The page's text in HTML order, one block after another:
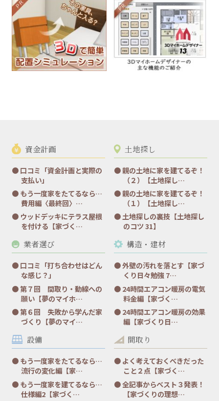
資金計画
口コミ「資金計画と実際の
支払い」
もう一度家をたてるなら…
費用編〈最終回〉…
ウッドデッキにテラス屋根
を付ける【家づく…
土地探し
親の土地に家を建てるぞ！
（２）【土地探し…
親の土地に家を建てるぞ！
（１）【土地探し…
土地探しの裏技【土地探し
のコツ 31】
業者選び
口コミ「打ち合わせはどん
な感じ？」
第７回 間取り・動線への
願い【夢のマイホ…
第６回 失敗から学んだ家
づくり【夢のマイ…
構造・建材
外壁の汚れを落とす【家づ
くり日々勉強 7…
24時間エアコン暖房の電気
料金編【家づく…
24時間エアコン暖房の効果
編【家づくり日…
設備
もう一度家をたてるなら…
流行の変化編【家…
もう一度家を建てるなら…
仕様編2【家づく…
間取り
よく考えておくべきだった
こと２点【家づく…
全記事からベスト３発表！
【家づくりの理想…